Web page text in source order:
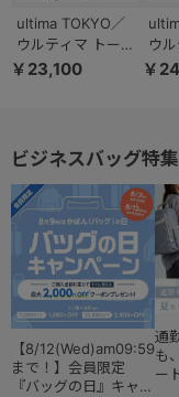
ultima TOKYO／
ウルティマ トーキ
ョー ケヴィン シ
￥23,100
ウ
ョー
￥
ビジネスバッグ特
【8/12(Wed)am09:59
まで！】会員限定
『バッグの日』キャン
通
も
ー